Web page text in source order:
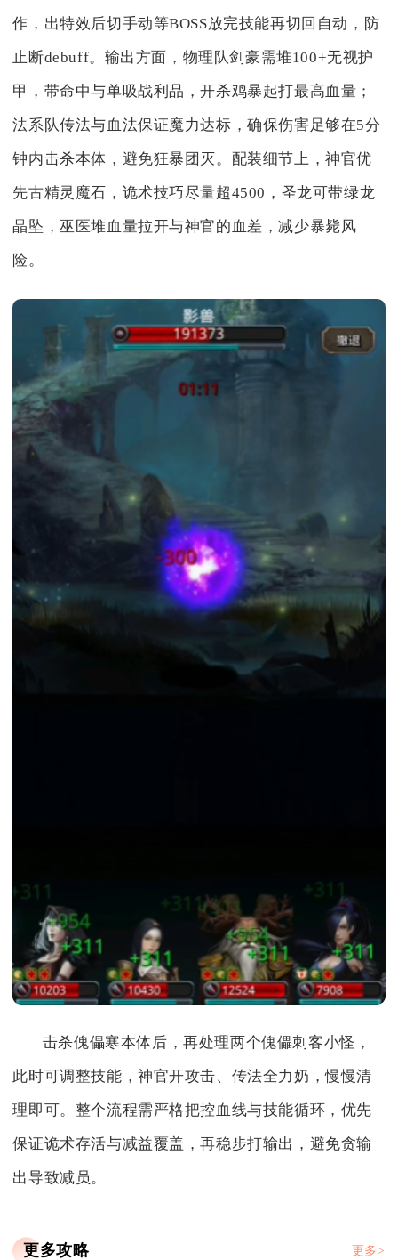
作，出特效后切手动等BOSS放完技能再切回自动，防
止断debuff。输出方面，物理队剑豪需堆100+无视护
甲，带命中与单吸战利品，开杀鸡暴起打最高血量；
法系队传法与血法保证魔力达标，确保伤害足够在5分
钟内击杀本体，避免狂暴团灭。配装细节上，神官优
先古精灵魔石，诡术技巧尽量超4500，圣龙可带绿龙
晶坠，巫医堆血量拉开与神官的血差，减少暴毙风
险。
击杀傀儡寒本体后，再处理两个傀儡刺客小怪，
此时可调整技能，神官开攻击、传法全力奶，慢慢清
理即可。整个流程需严格把控血线与技能循环，优先
保证诡术存活与减益覆盖，再稳步打输出，避免贪输
出导致减员。
更多攻略 更多>